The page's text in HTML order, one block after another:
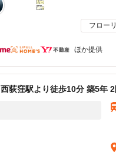
フロー
ほか提供
西荻窪駅より徒歩10分 築5年